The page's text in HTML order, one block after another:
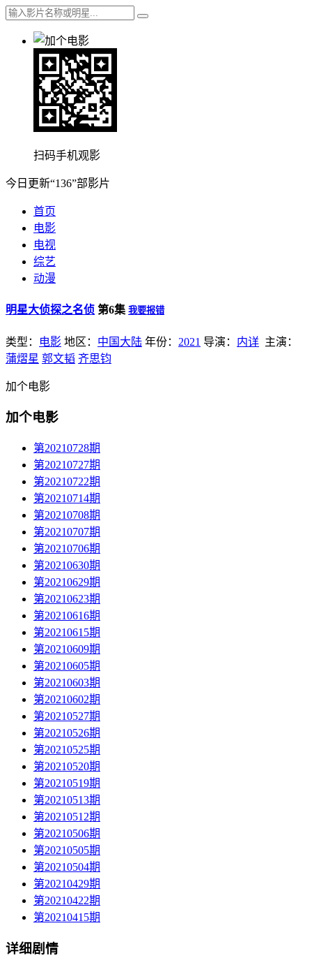
扫码手机观影
今日更新“136”部影片
首页
电影
电视
综艺
动漫
明星大侦探之名侦 第6集 我要报错
类型： 电影 地区： 中国大陆 年份： 2021 导演： 内详 主演：
蒲熠星 郭文韬 齐思钧
加个电影
加个电影
第20210728期
第20210727期
第20210722期
第20210714期
第20210708期
第20210707期
第20210706期
第20210630期
第20210629期
第20210623期
第20210616期
第20210615期
第20210609期
第20210605期
第20210603期
第20210602期
第20210527期
第20210526期
第20210525期
第20210520期
第20210519期
第20210513期
第20210512期
第20210506期
第20210505期
第20210504期
第20210429期
第20210422期
第20210415期
详细剧情